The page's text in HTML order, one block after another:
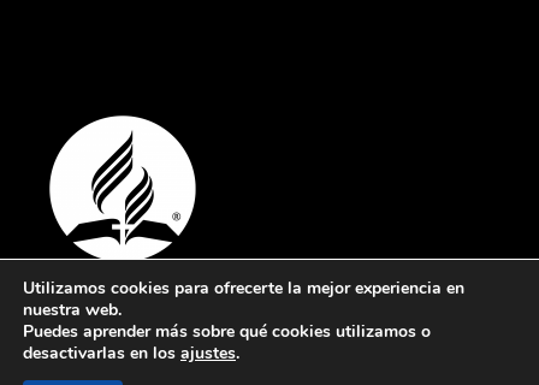
© 2026 Revista Adventista de España. UICASDE. Derechos
reservados.
Utilizamos cookies para ofrecerte la mejor experiencia en
nuestra web.
Puedes aprender más sobre qué cookies utilizamos o
desactivarlas en los ajustes.